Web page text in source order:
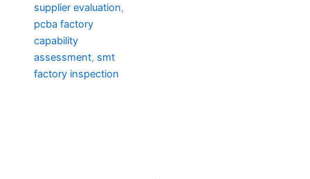
supplier evaluation,
pcba factory
capability
assessment, smt
factory inspection